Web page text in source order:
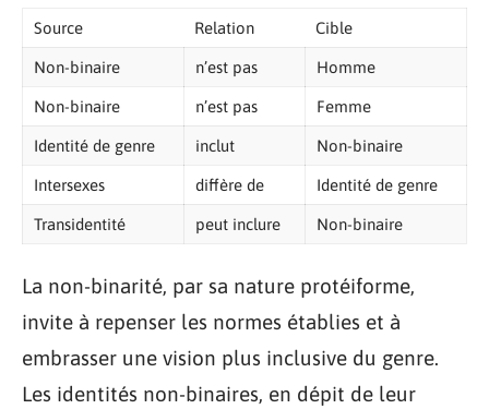
Source Relation Cible
Non-binaire n’est pas Homme
Non-binaire n’est pas Femme
Identité de genre inclut Non-binaire
Intersexes diffère de Identité de genre
Transidentité peut inclure Non-binaire
La non-binarité, par sa nature protéiforme,
invite à repenser les normes établies et à
embrasser une vision plus inclusive du genre.
Les identités non-binaires, en dépit de leur